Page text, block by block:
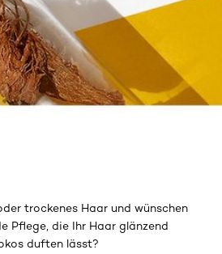
trockenes Haar und wünschen
Pflege, die Ihr Haar glänzend
duften lässt?